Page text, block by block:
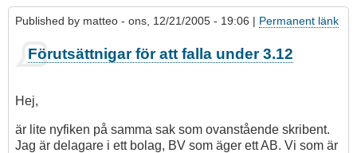
Published by matteo - ons, 12/21/2005 - 19:06 | Permanent länk
Förutsättnigar för att falla under 3.12
Hej,
är lite nyfiken på samma sak som ovanstående skribent.
Jag är delagare i ett bolag, BV som äger ett AB. Vi som är